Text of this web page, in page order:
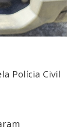
Polícia Civil